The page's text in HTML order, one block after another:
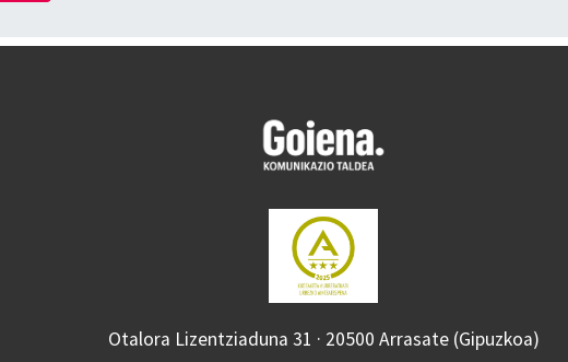
Otalora Lizentziaduna 31 · 20500 Arrasate (Gipuzkoa)